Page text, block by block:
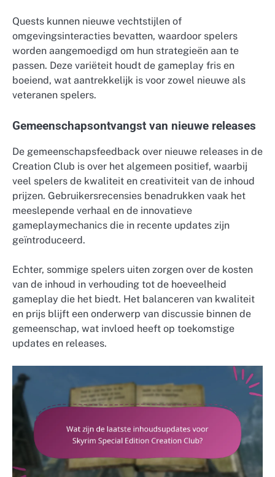
Quests kunnen nieuwe vechtstijlen of
omgevingsinteracties bevatten, waardoor spelers
worden aangemoedigd om hun strategieën aan te
passen. Deze variëteit houdt de gameplay fris en
boeiend, wat aantrekkelijk is voor zowel nieuwe als
veteranen spelers.
Gemeenschapsontvangst van nieuwe releases
De gemeenschapsfeedback over nieuwe releases in de
Creation Club is over het algemeen positief, waarbij
veel spelers de kwaliteit en creativiteit van de inhoud
prijzen. Gebruikersrecensies benadrukken vaak het
meeslepende verhaal en de innovatieve
gameplaymechanics die in recente updates zijn
geïntroduceerd.
Echter, sommige spelers uiten zorgen over de kosten
van de inhoud in verhouding tot de hoeveelheid
gameplay die het biedt. Het balanceren van kwaliteit
en prijs blijft een onderwerp van discussie binnen de
gemeenschap, wat invloed heeft op toekomstige
updates en releases.